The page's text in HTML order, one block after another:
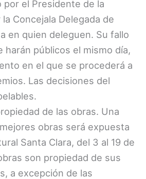
por el Presidente de la
Concejala Delegada de
en quien deleguen. Su fallo
harán públicos el mismo día,
en el que se procederá a
Las decisiones del
de las obras. Una
obras será expuesta
Santa Clara, del 3 al 19 de
son propiedad de sus
a excepción de las